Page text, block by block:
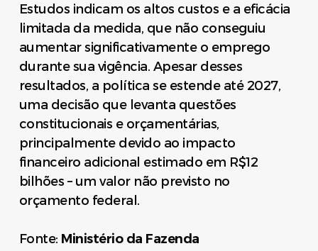
Estudos indicam os altos custos e a eficácia
limitada da medida, que não conseguiu
aumentar significativamente o emprego
durante sua vigência. Apesar desses
resultados, a política se estende até 2027,
uma decisão que levanta questões
constitucionais e orçamentárias,
principalmente devido ao impacto
financeiro adicional estimado em R$12
bilhões – um valor não previsto no
orçamento federal.
Fonte: Ministério da Fazenda